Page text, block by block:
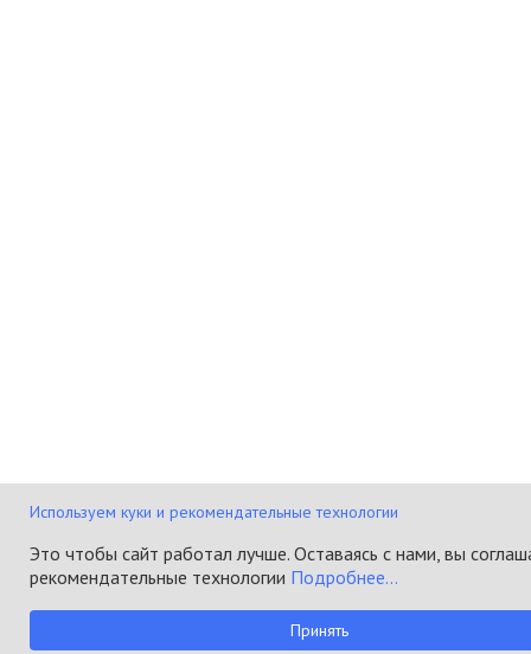
Используем куки и рекомендательные технологии
Это чтобы сайт работал лучше. Оставаясь с нами, вы
рекомендательные технологии Подробнее...
Принять